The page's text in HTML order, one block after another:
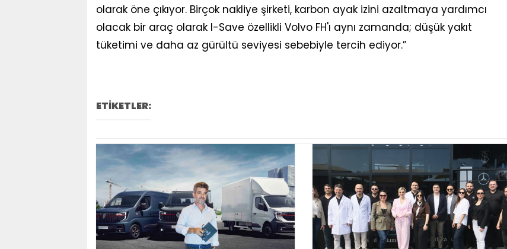
olarak öne çıkıyor. Birçok nakliye şirketi, karbon ayak izini azaltmaya yardımcı
olacak bir araç olarak I-Save özellikli Volvo FH'ı aynı zamanda; düşük yakıt
tüketimi ve daha az gürültü seviyesi sebebiyle tercih ediyor.”
ETİKETLER: